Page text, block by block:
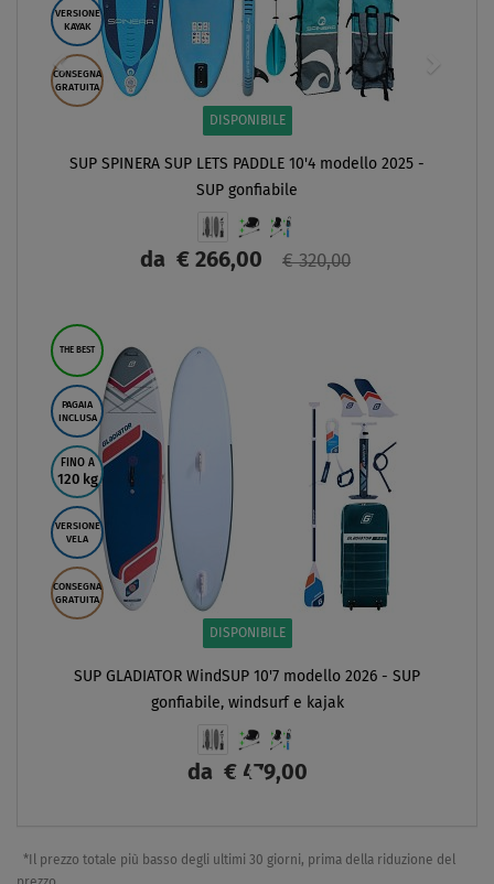
VERSIONE
KAYAK
CONSEGNA
GRATUITA
DISPONIBILE
SUP SPINERA SUP LETS PADDLE 10'4 modello 2025 -
SUP gonfiabile
da € 266,00 € 320,00
THE BEST
PAGAIA
INCLUSA
FINO A
120 kg
VERSIONE
VELA
CONSEGNA
GRATUITA
DISPONIBILE
SUP GLADIATOR WindSUP 10'7 modello 2026 - SUP
gonfiabile, windsurf e kajak
da € 479,00
*Il prezzo totale più basso degli ultimi 30 giorni, prima della riduzione del